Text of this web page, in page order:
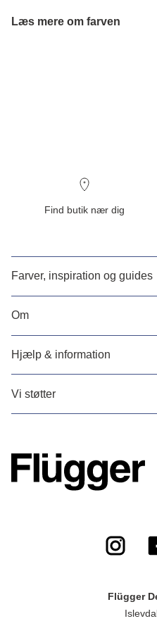
Læs mere om farven
Find butik nær dig
Farver, inspiration og guides
Om
Hjælp & information
Vi støtter
Flügger